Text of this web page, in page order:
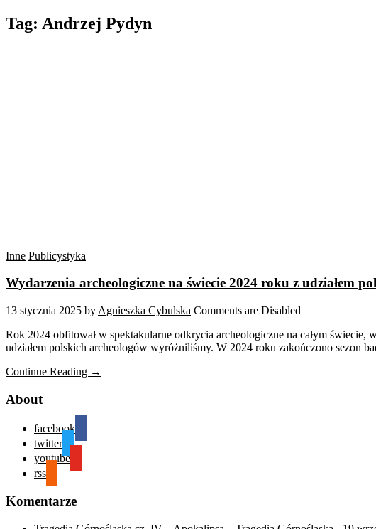
Tag: Andrzej Pydyn
Inne Publicystyka
Wydarzenia archeologiczne na świecie 2024 roku z udziałem
13 stycznia 2025 by Agnieszka Cybulska Comments are Disabled
Rok 2024 obfitował w spektakularne odkrycia archeologiczne na całym
udziałem polskich archeologów wyróżniliśmy. W 2024 roku zakończono sezon
Continue Reading →
About
facebook
twitter
youtube
rss
Komentarze